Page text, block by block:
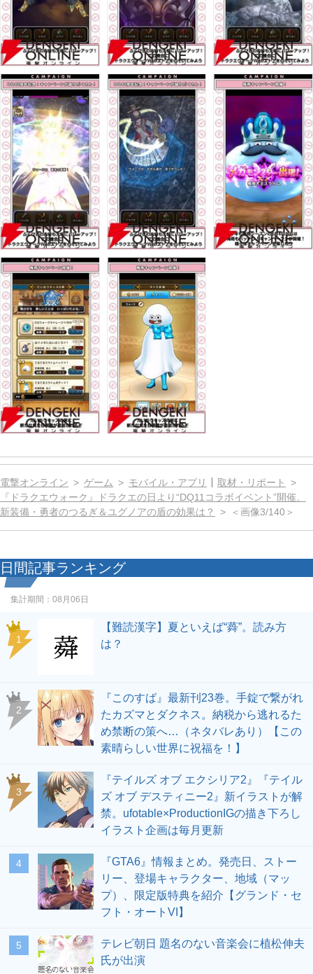
電撃オンライン ゲーム モバイル・アプリ
取材・リポート
『ドラクエウォーク』ドラクエの日より“DQ11コラボイベント”開催。
新装備・勇者のつるぎ＆ユグノアの盾の効果は？
＜画像3/140＞
日間記事ランキング
集計期間： 08月06日
1
【難読漢字】夏といえば“蕣”。読み方
は？
2
『このすば』最新刊23巻。手錠で繋がれ
たカズマとダクネス。納税から逃れるた
め禁断の策へ…（ネタバレあり）【この
素晴らしい世界に祝福を！】
3
『テイルズ オブ エクシリア2』『テイル
ズ オブ デスティニー2』新イラストが解
禁。ufotable×ProductionIGの描き下ろし
イラスト企画は毎月更新
4
『GTA6』情報まとめ。発売日、ストー
リー、登場キャラクター、地域（マッ
プ）、限定版特典を紹介【グランド・セ
フト・オートVI】
5
テレビ朝日 題名のない音楽会に植松伸夫
氏が出演